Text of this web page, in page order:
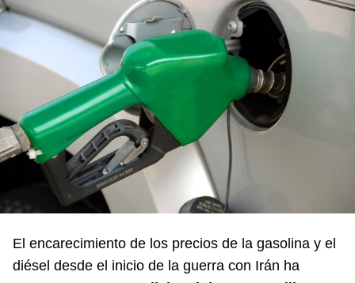
El encarecimiento de los precios de la gasolina y el
diésel desde el inicio de la guerra con Irán ha